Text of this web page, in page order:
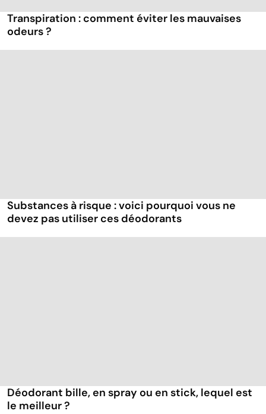
Transpiration : comment éviter les mauvaises
odeurs ?
Substances à risque : voici pourquoi vous ne
devez pas utiliser ces déodorants
Déodorant bille, en spray ou en stick, lequel est
le meilleur ?